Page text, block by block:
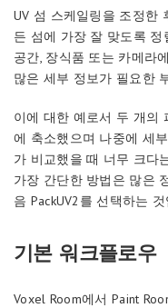
UV 섬 스케일링을 조정한
든 섬에 가장 잘 맞도록
공간, 장식품 또는 카메라
많은 세부 정보가 필요한
이에 대한 예로서 두 개의
에 축소했으며 나중에 세
가 비교했을 때 너무 크다
가장 간단한 방법은 많은
음 PackUV2를 선택하는
기본 워크플로우
Voxel Room에서 Paint